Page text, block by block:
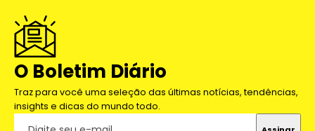
O Boletim Diário
Traz para você uma seleção das últimas notícias, tendências,
insights e dicas do mundo todo.